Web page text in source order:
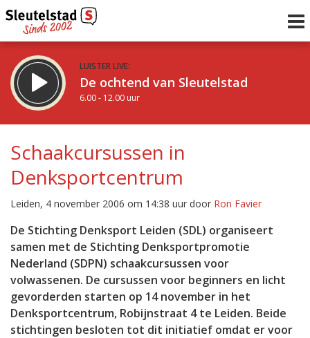
LUISTER LIVE:
De ochtend van Sleutelstad
6.00 - 12.00 uur
De middag van Sleutelstad
12.00 - 19.00 uur
Vorig uur
uur 1 van 0
Inklappen
Schaakcursussen in
Denksportcentrum
Leiden, 4 november 2006 om 14:38 uur door Ron Favier
De Stichting Denksport Leiden (SDL) organiseert
samen met de Stichting Denksportpromotie
Nederland (SDPN) schaakcursussen voor
volwassenen. De cursussen voor beginners en licht
gevorderden starten op 14 november in het
Denksportcentrum, Robijnstraat 4 te Leiden. Beide
stichtingen besloten tot dit initiatief omdat er voor